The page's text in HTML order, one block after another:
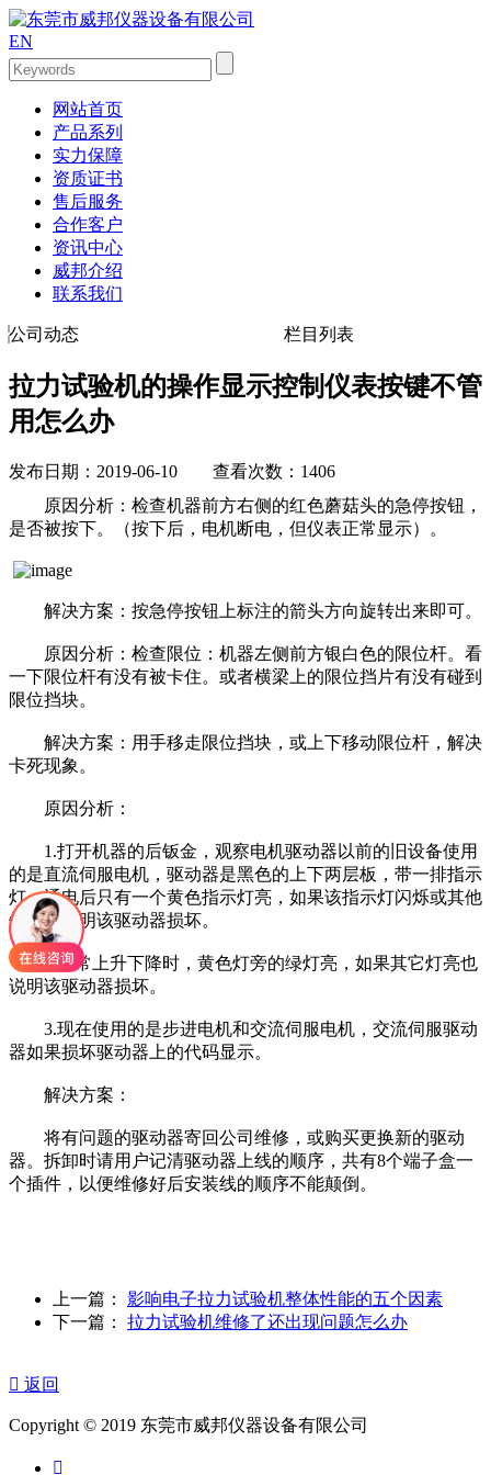
EN
网站首页
产品系列
实力保障
资质证书
售后服务
合作客户
资讯中心
威邦介绍
联系我们
公司动态 栏目列表
拉力试验机的操作显示控制仪表按键不管
用怎么办
发布日期：2019-06-10 查看次数：1406
原因分析：检查机器前方右侧的红色蘑菇头的急停按钮，
是否被按下。（按下后，电机断电，但仪表正常显示）。
解决方案：按急停按钮上标注的箭头方向旋转出来即可。
原因分析：检查限位：机器左侧前方银白色的限位杆。看
一下限位杆有没有被卡住。或者横梁上的限位挡片有没有碰到
限位挡块。
解决方案：用手移走限位挡块，或上下移动限位杆，解决
卡死现象。
原因分析：
1.打开机器的后钣金，观察电机驱动器以前的旧设备使用
的是直流伺服电机，驱动器是黑色的上下两层板，带一排指示
灯，通电后只有一个黄色指示灯亮，如果该指示灯闪烁或其他
灯亮，说明该驱动器损坏。
2.正常上升下降时，黄色灯旁的绿灯亮，如果其它灯亮也
说明该驱动器损坏。
3.现在使用的是步进电机和交流伺服电机，交流伺服驱动
器如果损坏驱动器上的代码显示。
解决方案：
将有问题的驱动器寄回公司维修，或购买更换新的驱动
器。拆卸时请用户记清驱动器上线的顺序，共有8个端子盒一
个插件，以便维修好后安装线的顺序不能颠倒。
上一篇： 影响电子拉力试验机整体性能的五个因素
下一篇： 拉力试验机维修了还出现问题怎么办
 返回
Copyright © 2019 东莞市威邦仪器设备有限公司
